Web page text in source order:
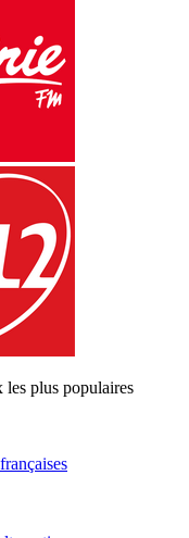
les plus populaires